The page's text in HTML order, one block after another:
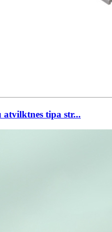
tipa str...